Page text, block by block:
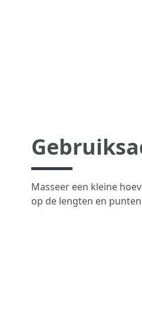
Masseer een kleine
op de lengten en